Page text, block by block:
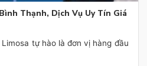
Thạnh, Dịch Vụ Uy Tín Giá
tự hào là đơn vị hàng đầu